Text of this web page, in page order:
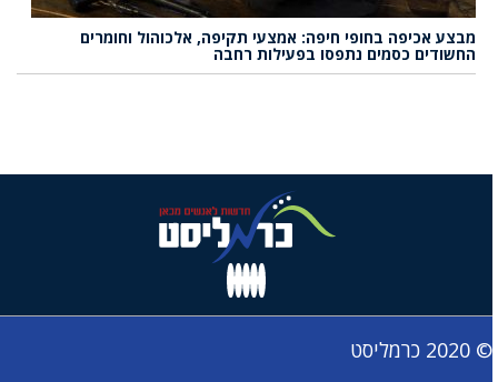
מבצע אכיפה בחופי חיפה: אמצעי תקיפה, אלכוהול וחומרים
החשודים כסמים נתפסו בפעילות רחבה
© 2020 כרמליסט